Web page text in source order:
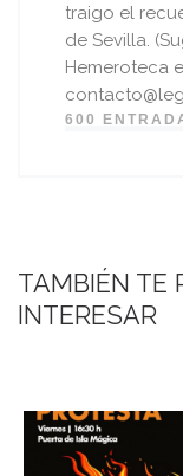
traigo el
de Sevilla.
Hemeroteca
600
TAMBIÉN TE
INTERESAR